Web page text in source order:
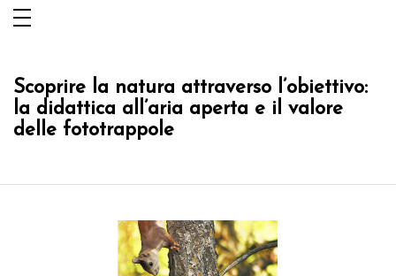
contenuto
Scoprire la natura attraverso l’obiettivo:
la didattica all’aria aperta e il valore
delle fototrappole